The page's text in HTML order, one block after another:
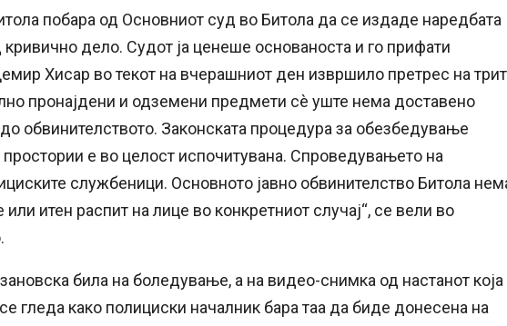
побара од Основниот суд во Битола да се издаде наредбата
дело. Судот ја ценеше основаноста и го прифати
Хисар во текот на вчерашниот ден извршило претрес на
пронајдени и одземени предмети сè уште нема доставено
обвинителството. Законската процедура за обезбедување
е во целост испочитувана. Спроведувањето на
службеници. Основното јавно обвинителство Битола
итен распит на лице во конкретниот случај“, се вели во
била на боледување, а на видео-снимка од настанот која
гледа како полициски началник бара таа да биде донесена на